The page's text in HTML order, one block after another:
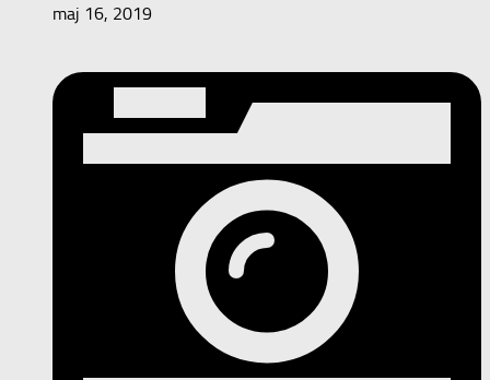
maj 16, 2019